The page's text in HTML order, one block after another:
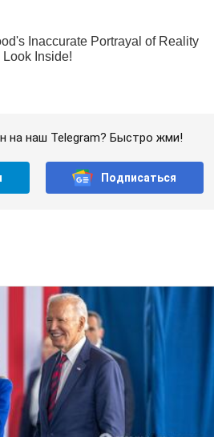
на наш Telegram? Быстро жми!
Подписаться